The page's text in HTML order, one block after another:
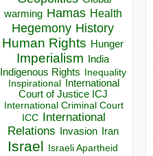
warming Hamas Health
Hegemony History
Human Rights Hunger
Imperialism India
Indigenous Rights Inequality
Inspirational
International
Court of Justice ICJ
International Criminal Court
ICC
International
Relations
Invasion Iran
Israel Israeli Apartheid